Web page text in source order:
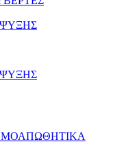
ΨΥΞΗΣ
ΨΥΞΗΣ